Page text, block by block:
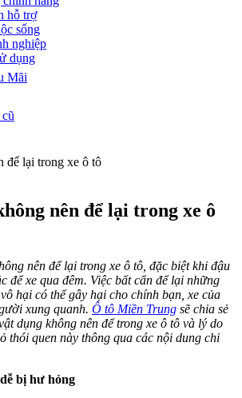
hỗ trợ
sống
nghiệp
dụng
Mãi
nên để lại trong xe ô
nên để lại trong xe ô tô, đặc biệt khi đậu
để xe qua đêm. Việc bất cẩn để lại những
hại có thể gây hại cho chính bạn, xe của
xung quanh. Ô tô Miền Trung sẽ chia sẻ
dụng không nên để trong xe ô tô và lý do
thói quen này thông qua các nội dung chi
bị hư hỏng